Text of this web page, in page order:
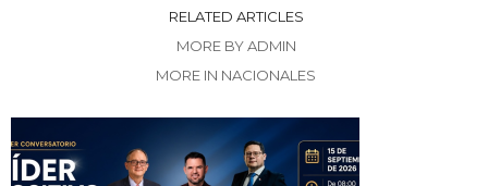
RELATED ARTICLES
MORE BY ADMIN
MORE IN NACIONALES